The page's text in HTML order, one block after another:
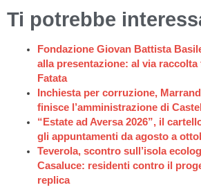
Ti potrebbe
Fondazione Giovan Battista
alla presentazione: al via
Fatata
Inchiesta per corruzione,
finisce l’amministrazione di
“Estate ad Aversa 2026”, il
gli appuntamenti da agosto a
Teverola, scontro sull’isola
Casaluce: residenti contro il
replica